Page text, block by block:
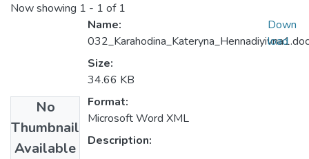
Now showing 1 - 1 of 1
No
Thumbnail
Available
Name:
Size:
34.66 KB
Format:
Microsoft Word XML
Description:
Down
load